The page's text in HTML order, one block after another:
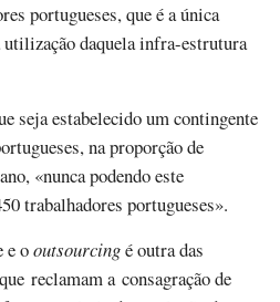
portugueses, que é a única
daquela infra-estrutura
seja estabelecido um contingente
na proporção de
«nunca podendo este
trabalhadores portugueses».
e ooutsourcingé outra das
reclamam a consagração de